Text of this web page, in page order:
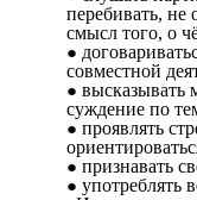
перебивать, не
смысл того, о
совместной
высказывать
суждение по
проявлять
признавать
употреблять